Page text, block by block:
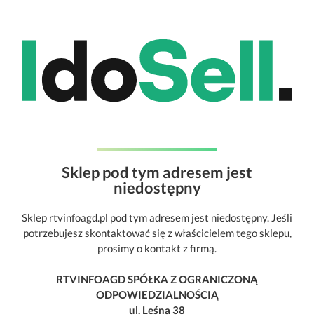
Sklep pod tym adresem jest
niedostępny
Sklep rtvinfoagd.pl pod tym adresem jest niedostępny. Jeśli
potrzebujesz skontaktować się z właścicielem tego sklepu,
prosimy o kontakt z firmą.
RTVINFOAGD SPÓŁKA Z OGRANICZONĄ
ODPOWIEDZIALNOŚCIĄ
ul. Leśna 38